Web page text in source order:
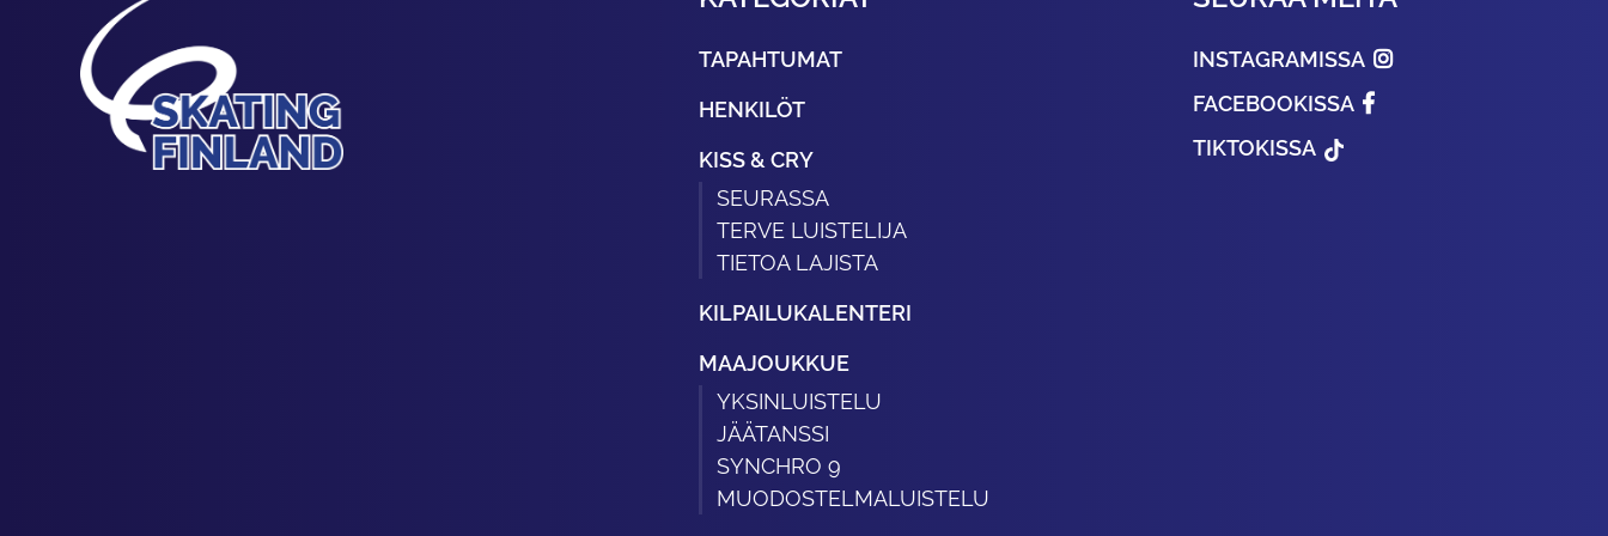
TAPAHTUMAT
HENKILÖT
KISS & CRY
SEURASSA
TERVE LUISTELIJA
TIETOA LAJISTA
KILPAILUKALENTERI
MAAJOUKKUE
YKSINLUISTELU
JÄÄTANSSI
SYNCHRO 9
MUODOSTELMALUISTELU
INSTAGRAMISSA
FACEBOOKISSA
TIKTOKISSA